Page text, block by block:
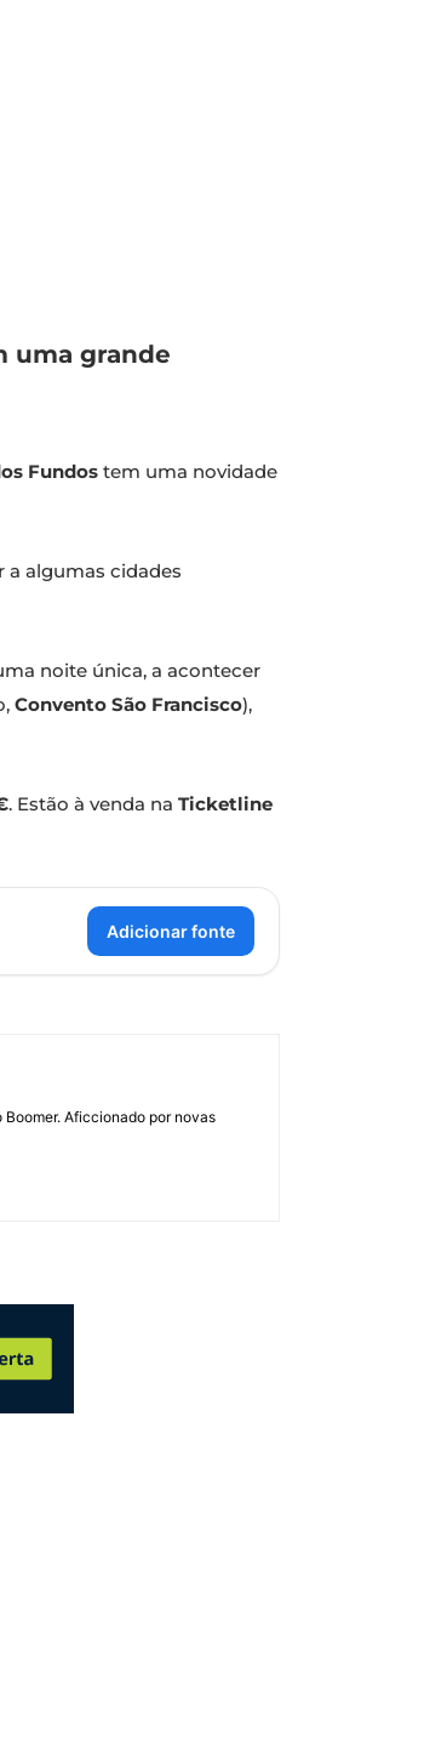
uma grande
Fundos tem uma novidade
a algumas cidades
noite única, a acontecer
Convento São Francisco),
. Estão à venda na Ticketline
Adicionar fonte
Aficcionado por novas